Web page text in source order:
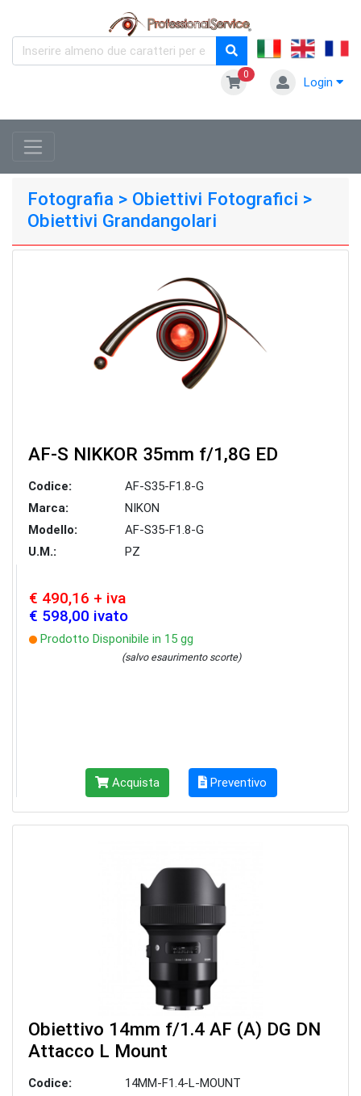
0
Login
Fotografia > Obiettivi Fotografici >
Obiettivi Grandangolari
AF-S NIKKOR 35mm f/1,8G ED
Codice:
AF-S35-F1.8-G
Marca:
NIKON
Modello:
AF-S35-F1.8-G
U.M.:
PZ
€ 490,16 + iva
€ 598,00 ivato
Prodotto Disponibile in 15 gg
(salvo esaurimento scorte)
Acquista Preventivo
Obiettivo 14mm f/1.4 AF (A) DG DN
Attacco L Mount
Codice:
14MM-F1.4-L-MOUNT